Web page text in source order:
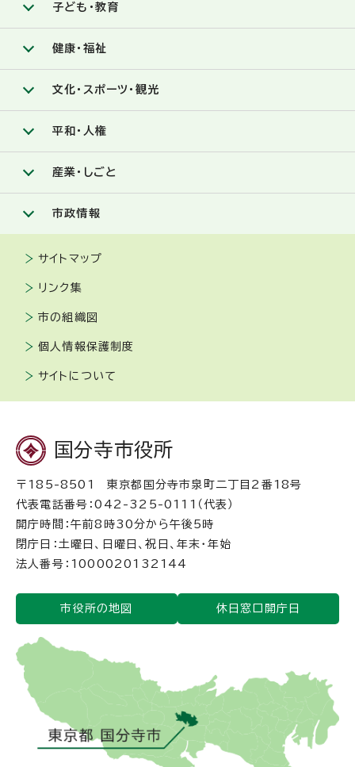
子ども・教育
健康・福祉
文化・スポーツ・観光
平和・人権
産業・しごと
市政情報
サイトマップ
リンク集
市の組織図
個人情報保護制度
サイトについて
国分寺市役所
〒185-8501 東京都国分寺市泉町二丁目2番18号
代表電話番号：042-325-0111（代表）
開庁時間：午前8時30分から午後5時
閉庁日：土曜日、日曜日、祝日、年末・年始
法人番号：1000020132144
市役所の地図 休日窓口開庁日